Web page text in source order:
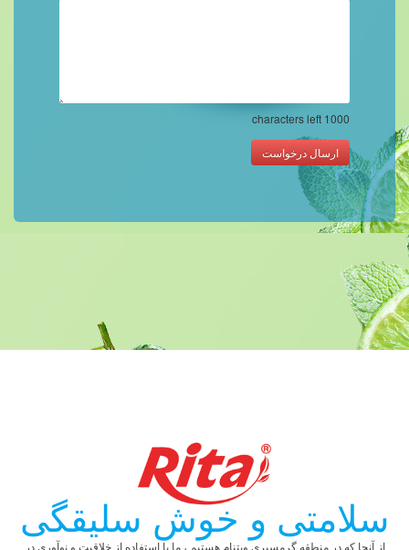
1000
ارسال درخواست
سلامتی و خوش سلیقگی
از آنجا که در منطقه گرمسیری ویتنام هستیم ، ما با استفاده از خلاقیت و نوآوری در